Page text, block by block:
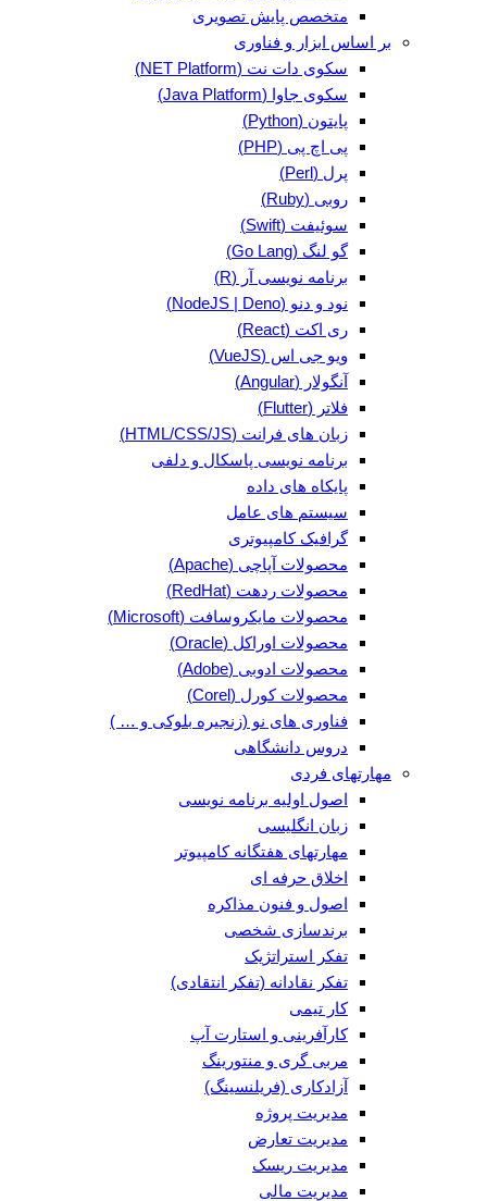
متخصص پایش تصویری
بر اساس ابزار و فناوری
سکوی دات نت (NET Platform)
سکوی جاوا (Java Platform)
پایتون (Python)
پی اچ پی (PHP)
پرل (Perl)
روبی (Ruby)
سوئیفت (Swift)
گو لنگ (Go Lang)
برنامه نویسی آر (R)
نود و دنو (NodeJS | Deno)
ری اکت (React)
ویو جی اس (VueJS)
آنگولار (Angular)
فلاتر (Flutter)
زبان های فرانت (HTML/CSS/JS)
برنامه نویسی پاسکال و دلفی
پایکاه های داده
سیستم های عامل
گرافیک کامپیوتری
محصولات آپاچی (Apache)
محصولات ردهت (RedHat)
محصولات مایکروسافت (Microsoft)
محصولات اوراکل (Oracle)
محصولات ادوبی (Adobe)
محصولات کورل (Corel)
فناوری های نو (زنجیره بلوکی و … )
دروس دانشگاهی
مهارتهای فردی
اصول اولیه برنامه نویسی
زبان انگلیسی
مهارتهای هفتگانه کامپیوتر
اخلاق حرفه ای
اصول و فنون مذاکره
برندسازی شخصی
تفکر استراتژیک
تفکر نقادانه (تفکر انتقادی)
کار تیمی
کارآفرینی و استارت آپ
مربی گری و منتورینگ
آزادکاری (فریلنسینگ)
مدیریت پروژه
مدیریت تعارض
مدیریت ریسک
مدیریت مالی